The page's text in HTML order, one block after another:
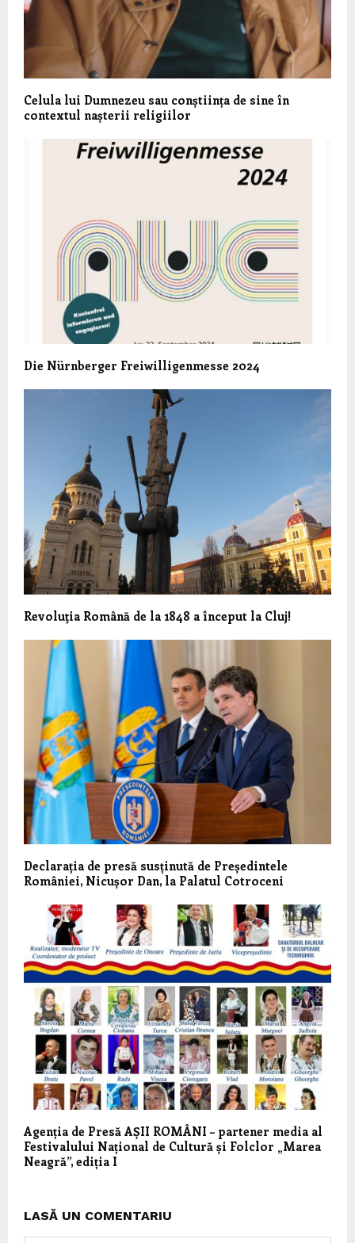
Celula lui Dumnezeu sau conștiința de sine în
contextul nașterii religiilor
Die Nürnberger Freiwilligenmesse 2024
Revoluţia Română de la 1848 a început la Cluj!
Declarația de presă susținută de Președintele
României, Nicușor Dan, la Palatul Cotroceni
Agenția de Presă AȘII ROMÂNI – partener media al
Festivalului Național de Cultură și Folclor „Marea
Neagră”, ediția I
LASĂ UN COMENTARIU